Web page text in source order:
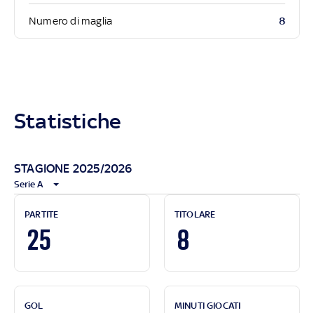
Numero di maglia 8
Statistiche
STAGIONE 2025/2026
Serie A
PARTITE
25
TITOLARE
8
GOL MINUTI GIOCATI